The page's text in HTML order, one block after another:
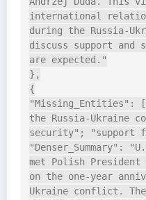
international
during the Russia-
discuss support and
are expected."
},
{
"Missing_Entities":
the Russia-Ukraine
security"; "support
"Denser_Summary":
met Polish President
on the one-year
Ukraine conflict.